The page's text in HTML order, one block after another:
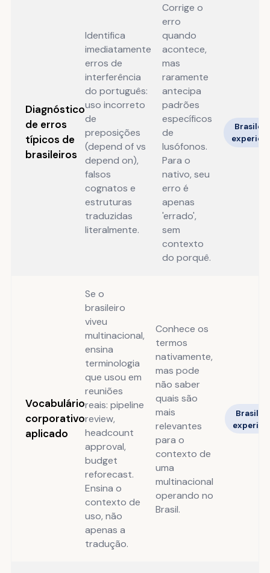
Diagnóstico
de erros
típicos de
brasileiros
Identifica
imediatamente
erros de
interferência
do português:
uso incorreto
de
preposições
(depend of vs
depend on),
falsos
cognatos e
estruturas
traduzidas
literalmente.
Corrige o
erro
quando
acontece,
mas
raramente
antecipa
padrões
específicos
de
lusófonos.
Para o
nativo, seu
erro é
apenas
'errado',
sem
contexto
do porquê.
Vocabulário
corporativo
aplicado
Se o
brasileiro
viveu
multinacional,
ensina
terminologia
que usou em
reuniões
reais: pipeline
review,
headcount
approval,
budget
reforecast.
Ensina o
contexto de
uso, não
apenas a
tradução.
Conhece os
termos
nativamente,
mas pode
não saber
quais são
mais
relevantes
para o
contexto de
uma
multinacional
operando no
Brasil.